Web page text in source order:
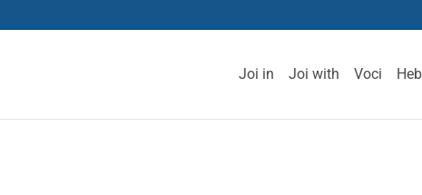
Joi in Joi with Voci